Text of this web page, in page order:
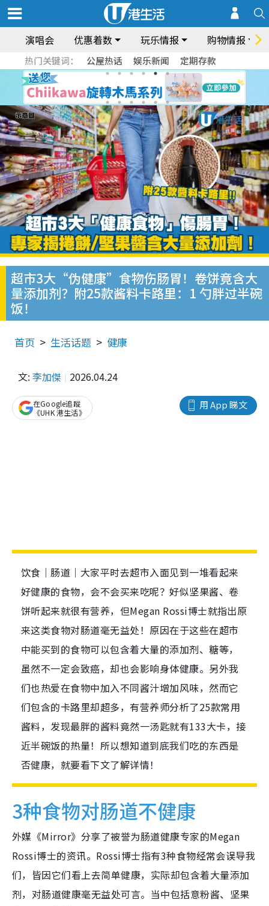
演唱会 优惠着数 玩乐情报 购物情报
热门关键词： 公屋热话 娱乐新闻 定期存款
超市3大“伪健康”食物伤肠胃！卷饼竟含大
量添加剂？附25款酱料卡路里：1 勺胖过半碗
饭！
首页 生活话题 健康
文: 李加傑 2026.04.24
用 App 睇文
在Google追蹤
《UHK 港生活》
饮食｜肠道｜大家平时去超市入面见到一堆看起来
好健康的食物，会不会买来吃呢？好似坚果酱、卷
饼听起来就很有营养，但Megan Rossi博士就指出原
来这类食物对肠道毫无益处！原因在于这些在超市
中能买到的食物可以包含着大量的添加剂、糖等，
虽然不一定会致癌，却也会影响身体健康。另外我
们也热爱在食物中加入不同酱汁增加风味，然而它
们包含的卡路里却超多，有营养师分析了25款常用
酱料，发现最胖的酱料竟然一汤匙就有133大卡，接
近半碗饭的热量！所以想知道到底我们吃的东西是
否健康，就要看下文了解详情！
3种食物对肠道不健康
外媒《Mirror》分享了被誉为肠道健康专家的Megan
Rossi博士的资讯。Rossi博士指有3种食物经常会误导我
们，皆因它们看上去简单健康，实际却包含着大量添加
剂，对肠道健康毫无益处可言。当中包括意粉酱、坚果